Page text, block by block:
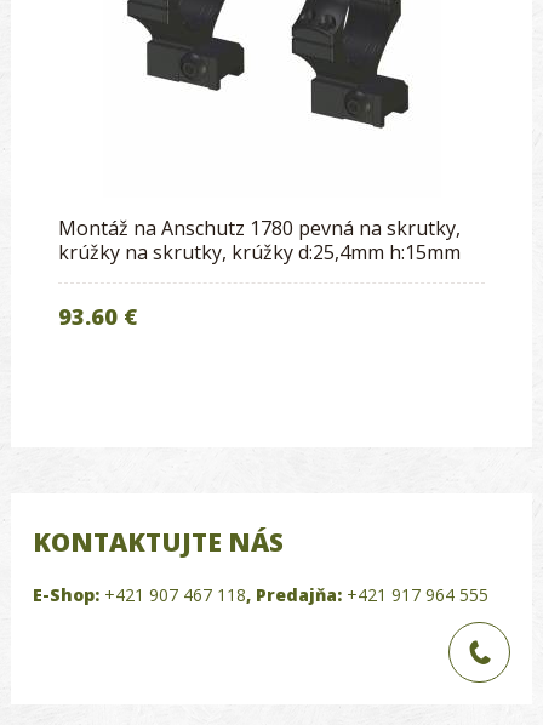
Montáž na Anschutz 1780 pevná na skrutky,
krúžky na skrutky, krúžky d:25,4mm h:15mm
93.60 €
KONTAKTUJTE NÁS
E-Shop: +421 907 467 118, Predajňa: +421 917 964 555